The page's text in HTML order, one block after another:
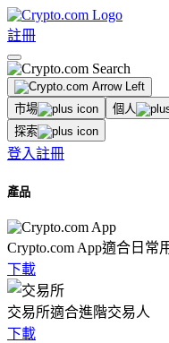
註冊
市場 個人
探索
登入註冊
產品
Crypto.com App適合日常
下載
交易所適合進階交易人
下載